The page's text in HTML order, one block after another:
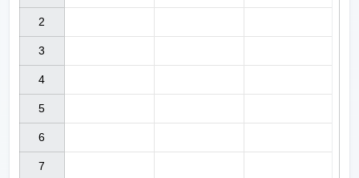
2
3
4
5
6
7